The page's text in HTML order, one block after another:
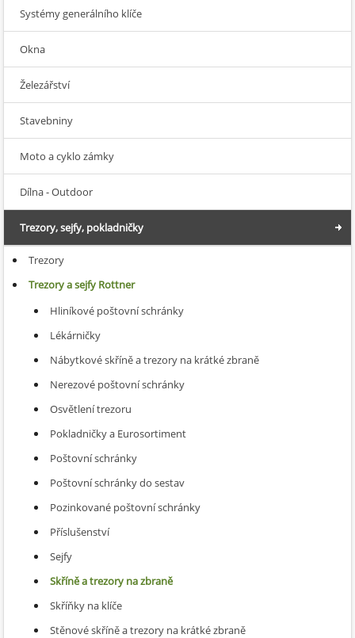
Systémy generálního klíče
Okna
Železářství
Stavebniny
Moto a cyklo zámky
Dílna - Outdoor
Trezory, sejfy, pokladničky
Trezory
Trezory a sejfy Rottner
Hliníkové poštovní schránky
Lékárničky
Nábytkové skříně a trezory na krátké zbraně
Nerezové poštovní schránky
Osvětlení trezoru
Pokladničky a Eurosortiment
Poštovní schránky
Poštovní schránky do sestav
Pozinkované poštovní schránky
Příslušenství
Sejfy
Skříně a trezory na zbraně
Skříňky na klíče
Stěnové skříně a trezory na krátké zbraně